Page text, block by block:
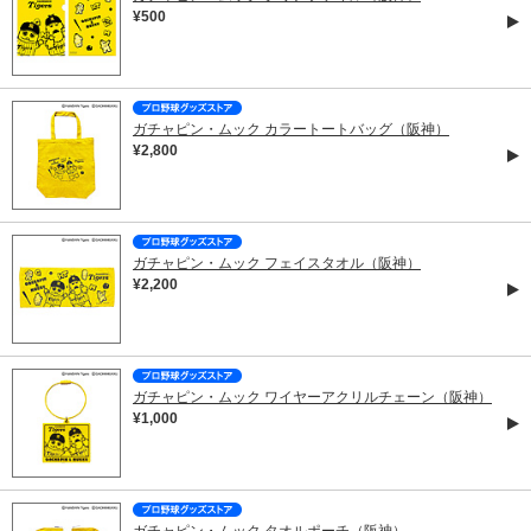
¥500
ガチャピン・ムック カラートートバッグ（阪神）
¥2,800
ガチャピン・ムック フェイスタオル（阪神）
¥2,200
ガチャピン・ムック ワイヤーアクリルチェーン（阪神）
¥1,000